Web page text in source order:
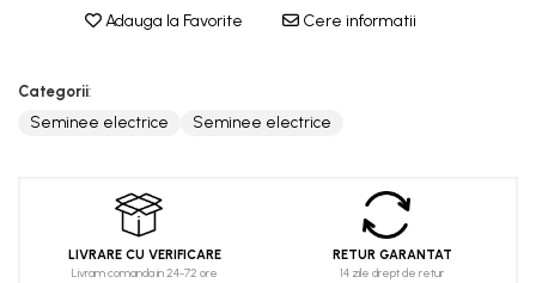
Adauga la Favorite Cere informatii
Categorii:
Seminee electrice
Seminee electrice
LIVRARE CU VERIFICARE
Livram comanda in 24-72 ore
RETUR GARANTAT
14 zile drept de retur